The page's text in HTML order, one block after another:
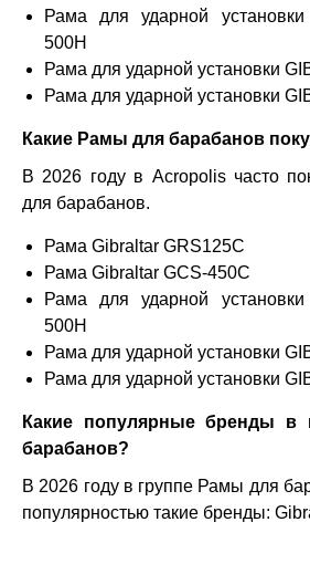
Рама для ударной
500H
Рама для ударной установки
Рама для ударной установки
Какие Рамы для барабанов
В 2026 году в Acropolis часто
для барабанов.
Рама Gibraltar GRS125C
Рама Gibraltar GCS-450C
Рама для ударной
500H
Рама для ударной установки
Рама для ударной установки
Какие популярные бренды в
барабанов?
В 2026 году в группе Рамы для
популярностью такие бренды: